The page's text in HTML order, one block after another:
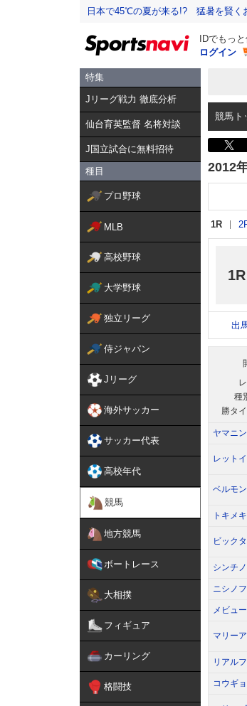
日本で45℃の夏が来る!? 猛暑を賢く
IDでもっ
ログイン
特集
Jリーグ戦力 徹底分析
仙台育英監督 名将対談
J国立試合に無料招待
種目
プロ野球
MLB
高校野球
大学野球
独立リーグ
侍ジャパン
Jリーグ
海外サッカー
サッカー代表
高校年代
競馬
地方競馬
ボートレース
大相撲
フィギュア
カーリング
格闘技
競馬ト
2012
1R
1R
出
種
勝タ
ヤマニ
レット
ベルモ
トキメ
ビック
シンチ
ニシノ
メビュ
マリー
リアル
コウギ